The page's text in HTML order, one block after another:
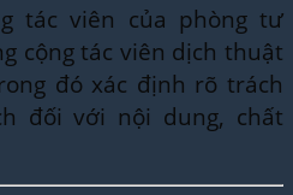
tác viên của phòng tư
cộng tác viên dịch thuật
đó xác định rõ trách
đối với nội dung, chất